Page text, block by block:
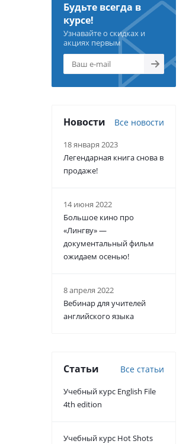
Будьте всегда в
курсе!
Узнавайте о скидках и
акциях первым
Новости Все новости
18 января 2023
Легендарная книга снова в
продаже!
14 июня 2022
Большое кино про
«Лингву» —
документальный фильм
ожидаем осенью!
8 апреля 2022
Вебинар для учителей
английского языка
Статьи Все статьи
Учебный курс English File
4th edition
Учебный курс Hot Shots